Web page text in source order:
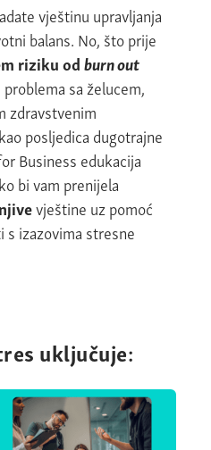
vještinu upravljanja
balans. No, što prije
riziku odburn out
sa želucem,
zdravstvenim
posljedica dugotrajne
Business edukacija
bi vam prenijela
vještine uz pomoć
izazovima stresne
uključuje: